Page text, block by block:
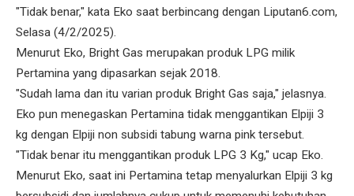
"Tidak benar," kata Eko saat berbincang dengan Liputan6.com,
Selasa (4/2/2025).
Menurut Eko, Bright Gas merupakan produk LPG milik
Pertamina yang dipasarkan sejak 2018.
"Sudah lama dan itu varian produk Bright Gas saja," jelasnya.
Eko pun menegaskan Pertamina tidak menggantikan Elpiji 3
kg dengan Elpiji non subsidi tabung warna pink tersebut.
"Tidak benar itu menggantikan produk LPG 3 Kg," ucap Eko.
Menurut Eko, saat ini Pertamina tetap menyalurkan Elpiji 3 kg